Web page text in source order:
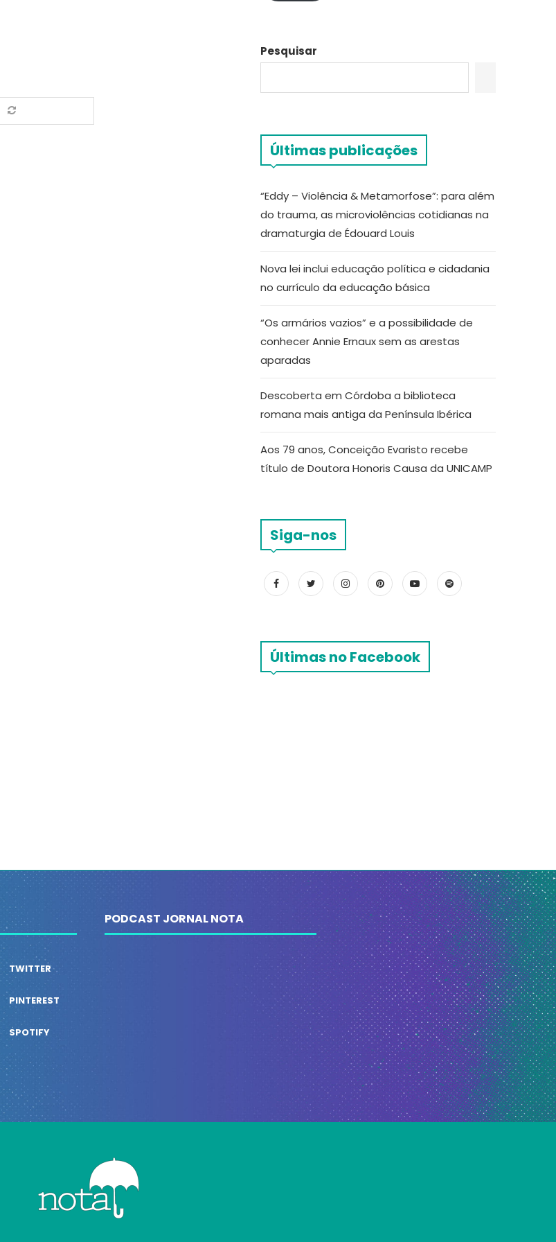
Pesquisar
Últimas publicações
“Eddy – Violência & Metamorfose”: para além
do trauma, as microviolências cotidianas na
dramaturgia de Édouard Louis
Nova lei inclui educação política e cidadania
no currículo da educação básica
“Os armários vazios” e a possibilidade de
conhecer Annie Ernaux sem as arestas
aparadas
Descoberta em Córdoba a biblioteca
romana mais antiga da Península Ibérica
Aos 79 anos, Conceição Evaristo recebe
título de Doutora Honoris Causa da UNICAMP
Siga-nos
Últimas no Facebook
TWITTER
PINTEREST
SPOTIFY
PODCAST JORNAL NOTA